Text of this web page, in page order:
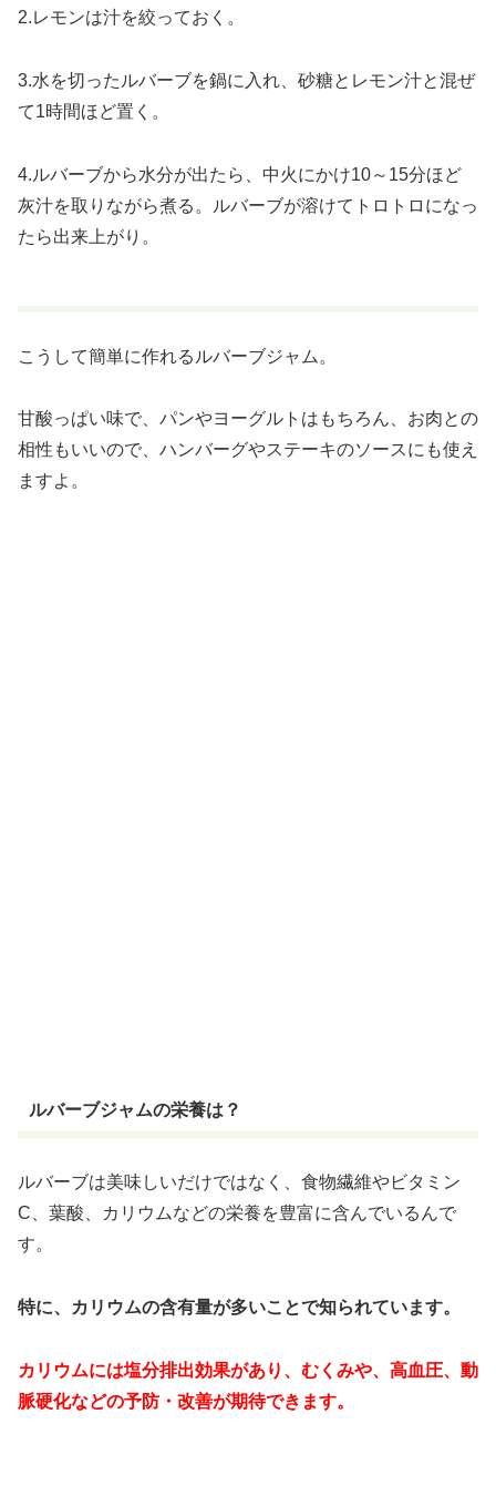
2.レモンは汁を絞っておく。
3.水を切ったルバーブを鍋に入れ、砂糖とレモン汁と混ぜ
て1時間ほど置く。
4.ルバーブから水分が出たら、中火にかけ10～15分ほど
灰汁を取りながら煮る。ルバーブが溶けてトロトロになっ
たら出来上がり。
こうして簡単に作れるルバーブジャム。
甘酸っぱい味で、パンやヨーグルトはもちろん、お肉との
相性もいいので、ハンバーグやステーキのソースにも使え
ますよ。
ルバーブジャムの栄養は？
ルバーブは美味しいだけではなく、食物繊維やビタミン
C、葉酸、カリウムなどの栄養を豊富に含んでいるんで
す。
特に、カリウムの含有量が多いことで知られています。
カリウムには塩分排出効果があり、むくみや、高血圧、動
脈硬化などの予防・改善が期待できます。